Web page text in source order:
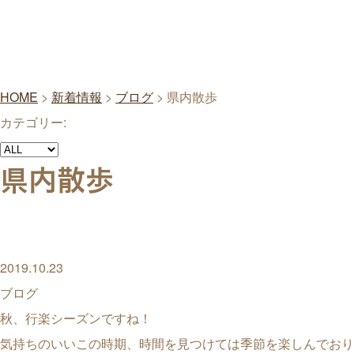
HOME > 新着情報 > ブログ > 県内散歩
カテゴリー:
県内散歩
2019.10.23
ブログ
秋、行楽シーズンですね！
気持ちのいいこの時期、時間を見つけては季節を楽しんでお